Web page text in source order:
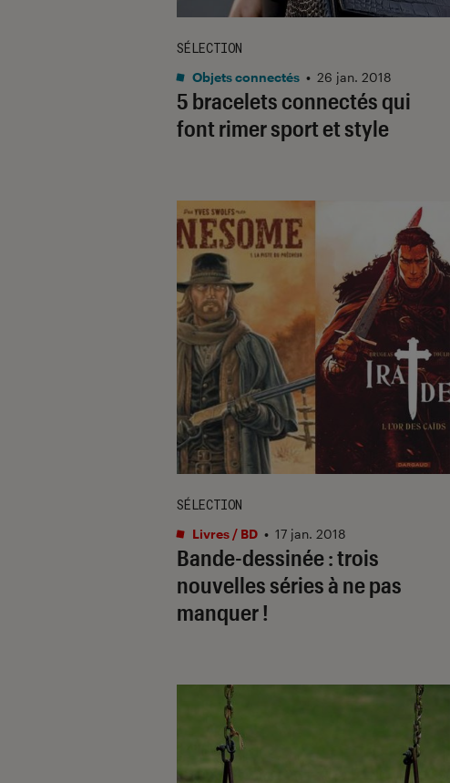
5 bracelets connectés qui
font rimer sport et style
SÉLECTION
Objets connectés • 26 jan. 2018
Bande-dessinée : trois
nouvelles séries à ne pas
manquer !
SÉLECTION
Livres / BD • 17 jan. 2018